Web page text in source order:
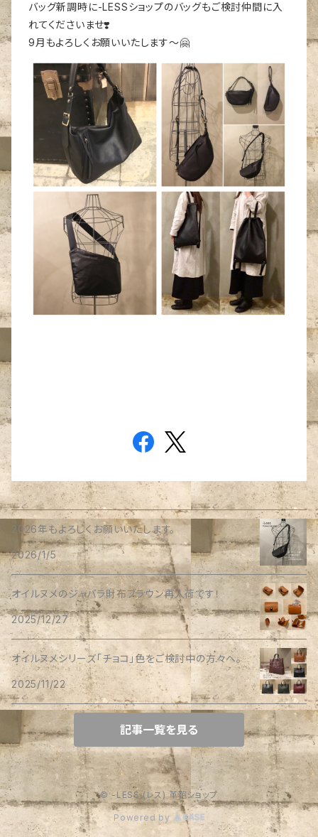
バッグ新調時に-LESSショップのバッグもご検討仲間に入
れてくださいませ❣️
9月もよろしくお願いいたします〜🤗
2026年もよろしくお願いいたします。
2026/1/5
オイルヌメのジャバラ財布ブラウン再入荷です！
2025/12/27
オイルヌメシリーズ「チョコ」色をご検討中の方々へ。
2025/11/22
記事一覧を見る
© -LESS (レス) 革鞄ショップ
Powered by